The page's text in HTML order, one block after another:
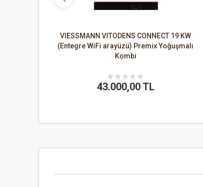
VIESSMANN VITODENS CONNECT 19 KW
(Entegre WiFi arayüzü) Premix Yoğuşmalı
Kombi
43.000,00 TL